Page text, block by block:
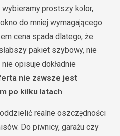
wybieramy prostszy kolor,
do mniej wymagającego
cena spada dlatego, że
pakiet szybowy, nie
opisuje dokładnie
nie zawsze jest
po kilku latach.
realne oszczędności
Do piwnicy, garażu czy